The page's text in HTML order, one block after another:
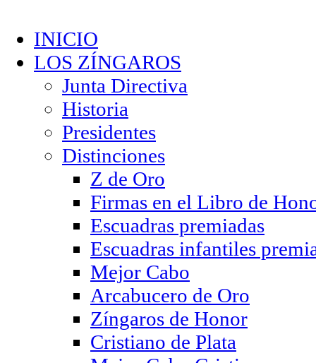
INICIO
LOS ZÍNGAROS
Junta Directiva
Historia
Presidentes
Distinciones
Z de Oro
Firmas en el Libro de
Escuadras premiadas
Escuadras infantiles
Mejor Cabo
Arcabucero de Oro
Zíngaros de Honor
Cristiano de Plata